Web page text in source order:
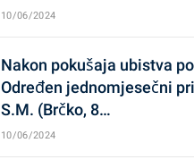
10/06/2024
Nakon pokušaja ubistva
Određen jednomjesečni
S.M. (Brčko, 8…
10/06/2024